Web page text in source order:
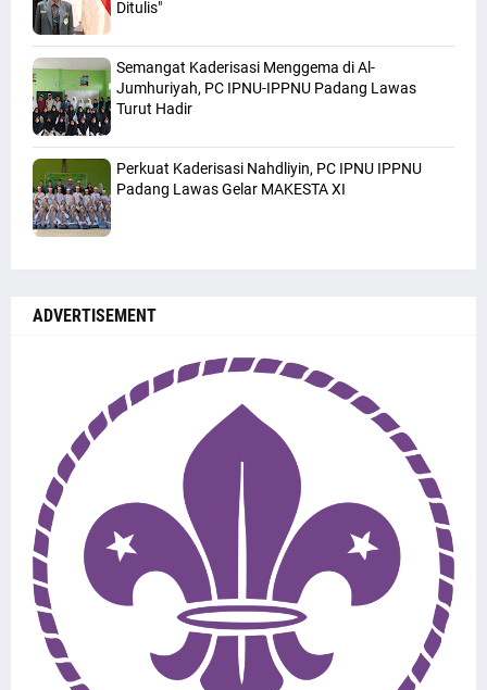
Ditulis"
Semangat Kaderisasi Menggema di Al-
Jumhuriyah, PC IPNU-IPPNU Padang Lawas
Turut Hadir
Perkuat Kaderisasi Nahdliyin, PC IPNU IPPNU
Padang Lawas Gelar MAKESTA XI
ADVERTISEMENT